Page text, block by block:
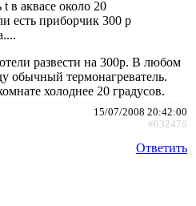
в аквасе около 20
есть приборчик 300 р
развести на 300р. В любом
обычный термонагреватель.
холоднее 20 градусов.
15/07/2008 20:42:00
#632476
Ответить